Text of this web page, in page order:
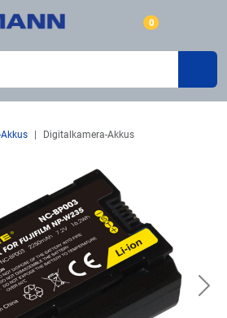
0
Digitalkamera-Akkus